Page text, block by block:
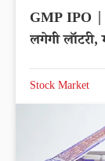
GMP IPO |
लगेगी
Stock Market